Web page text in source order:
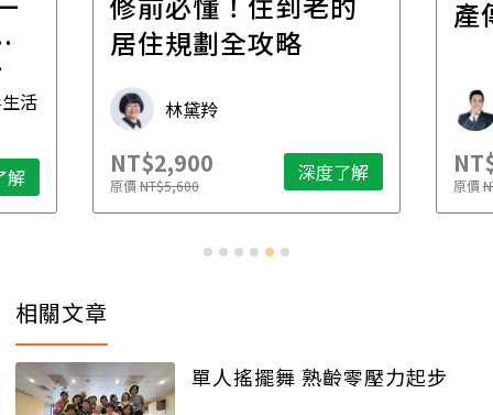
活
解
居住規劃全攻略
林黛羚
NT$2,900
原價NT$5,600 深度了解
產
原價
相關文章
單人搖擺舞 熟齡零壓力起步